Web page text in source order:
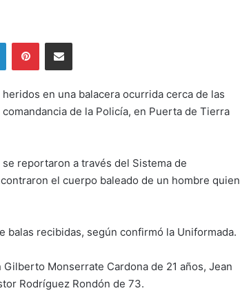
LinkedInPinterestShare via Email
en una balacera ocurrida cerca de las
de la Policía, en Puerta de Tierra
reportaron a través del Sistema de
el cuerpo baleado de un hombre quien
balas recibidas, según confirmó la Uniformada.
Monserrate Cardona de 21 años, Jean
Rodríguez Rondón de 73.